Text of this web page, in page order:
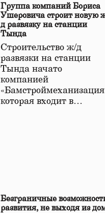
Группа компаний Бориса
Ушеровича строит новую
д развязку на станции
Тында
Строительство ж/д
развязки на станции
Тында начато
компанией
которая входит в…
Безграничные
развития, не выходя из